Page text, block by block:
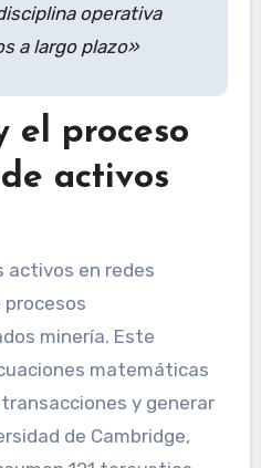
operativa
a largo plazo»
el proceso
activos
activos en redes
procesos
minería. Este
matemáticas
y generar
de Cambridge,